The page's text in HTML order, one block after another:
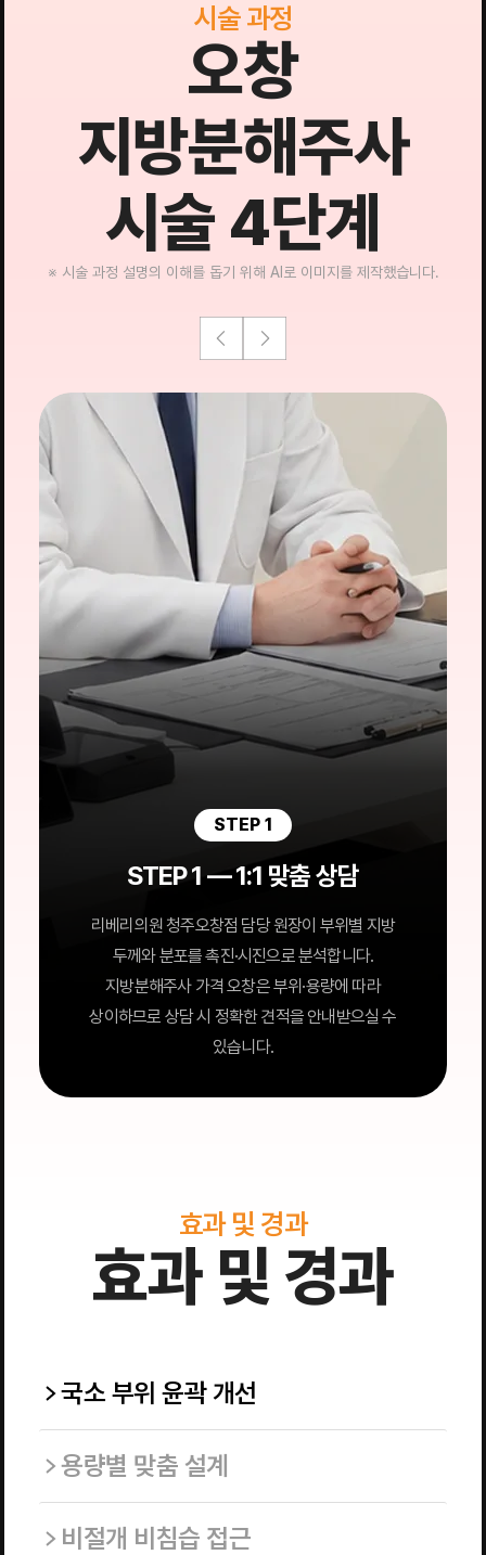
시술 과정
오창
지방분해주사
시술 4단계
※ 시술 과정 설명의 이해를 돕기 위해 AI로 이미지를 제작했습니다.
STEP 1
STEP 1 — 1:1 맞춤 상담
리베리의원 청주오창점 담당 원장이 부위별 지방
두께와 분포를 촉진·시진으로 분석합니다.
지방분해주사 가격 오창은 부위·용량에 따라
상이하므로 상담 시 정확한 견적을 안내받으실 수
있습니다.
효과 및 경과
효과 및 경과
국소 부위 윤곽 개선
용량별 맞춤 설계
비절개 비침습 접근